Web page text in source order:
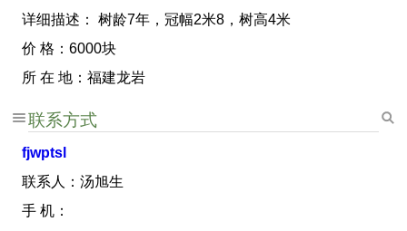
详细描述： 树龄7年，冠幅2米8，树高4米
价 格：6000块
所 在 地：福建龙岩
联系方式
fjwptsl
联系人：汤旭生
手 机：